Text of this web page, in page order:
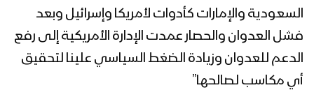
السعودية والإمارات كأدوات لأمريكا وإسرائيل وبعد
فشل العدوان والحصار عمدت الإدارة الأمريكية إلى رفع
الدعم للعدوان وزيادة الضغط السياسي علينا لتحقيق
أي مكاسب لصالحها”